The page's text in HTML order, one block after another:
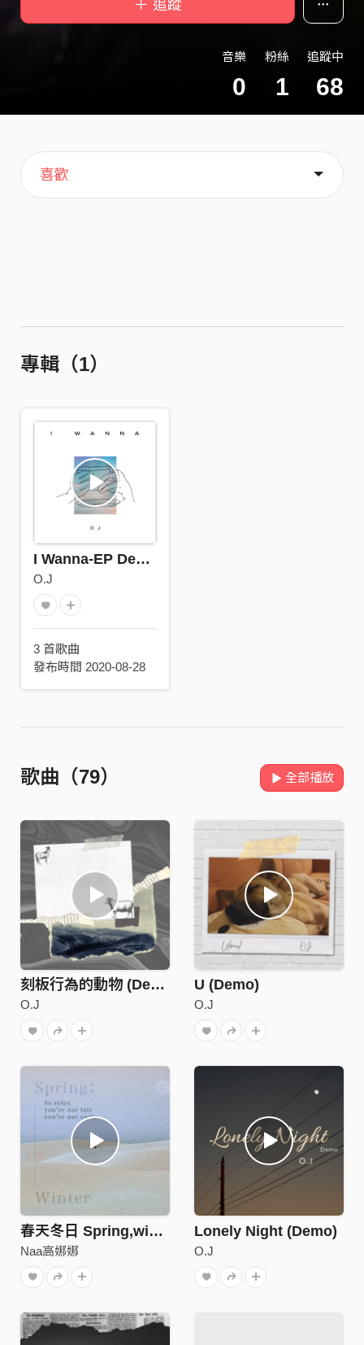
＋ 追蹤
音樂
0
粉絲
1
追蹤中
68
主頁
歌單
喜歡
關於
專輯（1）
I Wanna-EP Demo
O.J
3 首歌曲
發布時間 2020-08-28
歌曲（79） 全部播放
刻板行為的動物 (Demo)
O.J
U (Demo)
O.J
春天冬日 Spring,winter
Naa高娜娜
Lonely Night (Demo)
O.J